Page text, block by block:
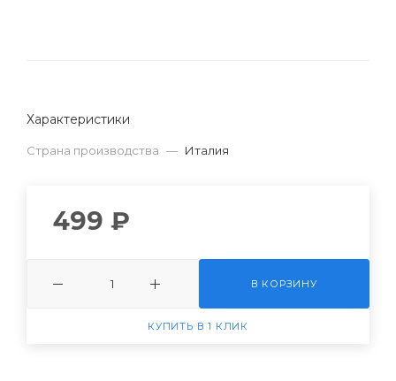
Характеристики
Страна производства — Италия
499 ₽
В КОРЗИНУ
КУПИТЬ В 1 КЛИК